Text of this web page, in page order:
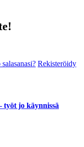
Rekisteröidy
työt jo käynnissä